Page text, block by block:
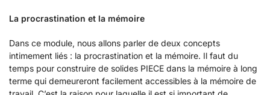
La procrastination et la mémoire
Dans ce module, nous allons parler de deux concepts
intimement liés : la procrastination et la mémoire. Il faut du
temps pour construire de solides PIECE dans la mémoire à long
terme qui demeureront facilement accessibles à la mémoire de